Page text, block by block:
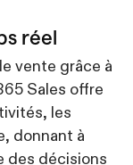
réel
vente grâce à
Sales offre
les
donnant à
des décisions